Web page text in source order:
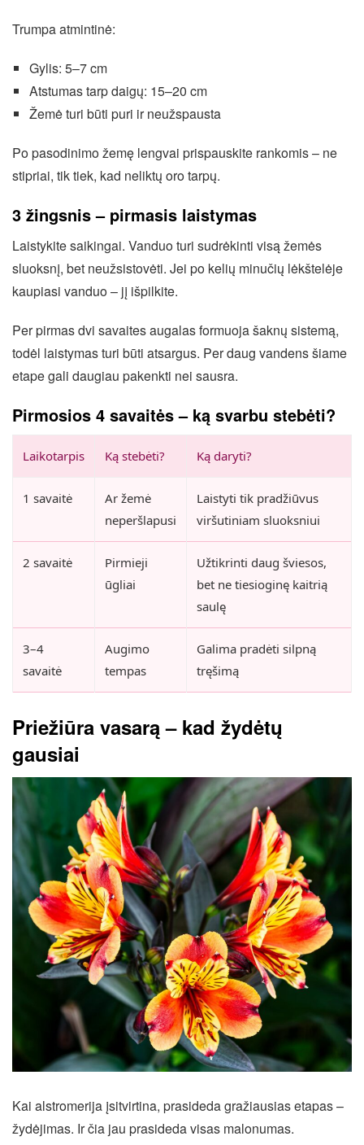
Trumpa atmintinė:
Gylis: 5–7 cm
Atstumas tarp daigų: 15–20 cm
Žemė turi būti puri ir neužspausta
Po pasodinimo žemę lengvai prispauskite rankomis – ne
stipriai, tik tiek, kad neliktų oro tarpų.
3 žingsnis – pirmasis laistymas
Laistykite saikingai. Vanduo turi sudrėkinti visą žemės
sluoksnį, bet neužsistovėti. Jei po kelių minučių lėkštelėje
kaupiasi vanduo – jį išpilkite.
Per pirmas dvi savaites augalas formuoja šaknų sistemą,
todėl laistymas turi būti atsargus. Per daug vandens šiame
etape gali daugiau pakenkti nei sausra.
Pirmosios 4 savaitės – ką svarbu stebėti?
Laikotarpis Ką stebėti? Ką daryti?
1 savaitė
Ar žemė
neperšlapusi
Laistyti tik pradžiūvus
viršutiniam sluoksniui
2 savaitė
Pirmieji
ūgliai
Užtikrinti daug šviesos,
bet ne tiesioginę kaitrią
saulę
3–4
savaitė
Augimo
tempas
Galima pradėti silpną
tręšimą
Priežiūra vasarą – kad žydėtų
gausiai
Kai alstromerija įsitvirtina, prasideda gražiausias etapas –
žydėjimas. Ir čia jau prasideda visas malonumas.